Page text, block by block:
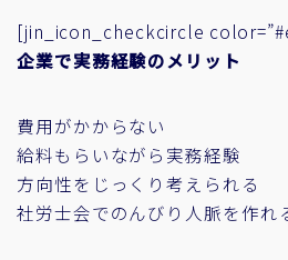
[jin_icon_checkcircle
企業で実務経験のメリット
費用がかからない
給料もらいながら実務経験
方向性をじっくり考えられる
社労士会でのんびり人脈を作れ